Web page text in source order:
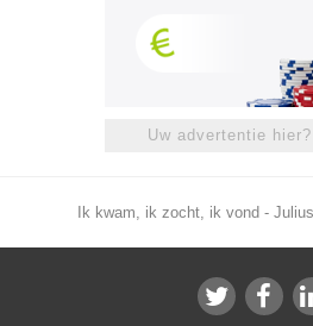
Uw advertentie
Ik kwam, ik zocht, ik vond -